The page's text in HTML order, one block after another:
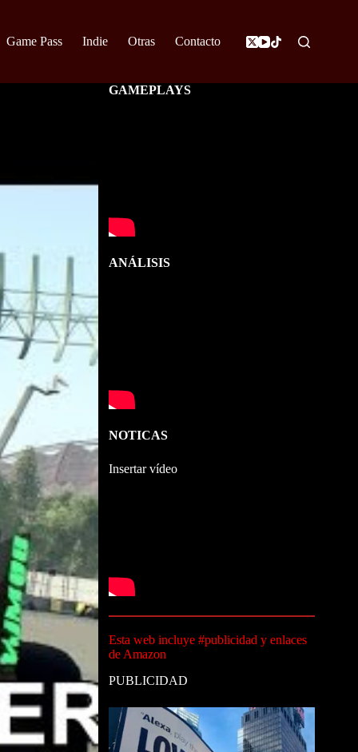
Game Pass Indie Otras Contacto
GAMEPLAYS
ANÁLISIS
NOTICAS
Insertar vídeo
Esta web incluye #publicidad y enlaces
de Amazon
PUBLICIDAD